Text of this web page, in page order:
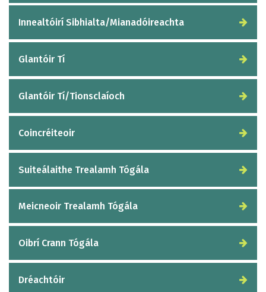
Innealtóirí Sibhialta/Mianadóireachta
Glantóir Tí
Glantóir Tí/Tionsclaíoch
Coincréiteoir
Suiteálaithe Trealamh Tógála
Meicneoir Trealamh Tógála
Oibrí Crann Tógála
Dréachtóir